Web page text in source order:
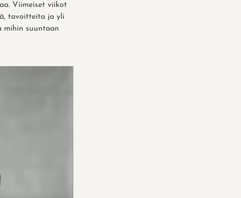
Viimeiset viikot
tavoitteita ja yli
mihin suuntaan